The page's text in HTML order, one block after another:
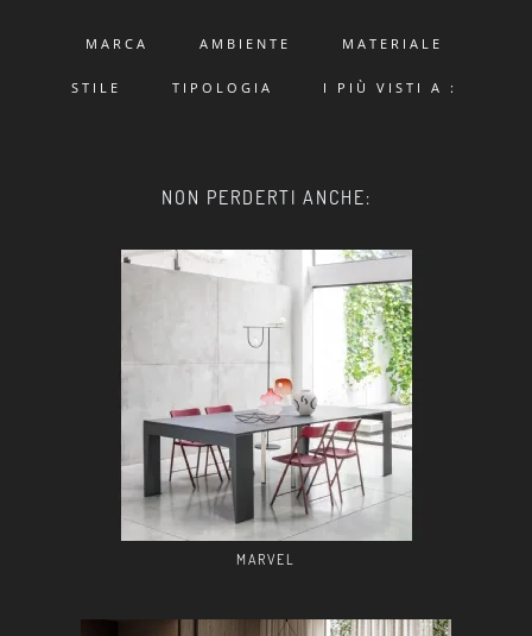
MARCA AMBIENTE MATERIALE
STILE TIPOLOGIA I PIÙ VISTI A :
NON PERDERTI ANCHE:
MARVEL